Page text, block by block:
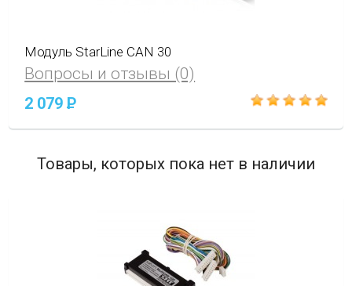
Модуль StarLine CAN 30
Вопросы и отзывы (0)
2 079P
Товары, которых пока нет в наличии